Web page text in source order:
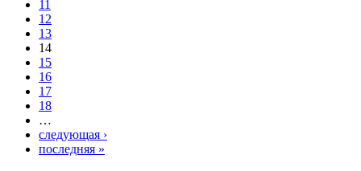
11
12
13
14
15
16
17
18
…
следующая ›
последняя »